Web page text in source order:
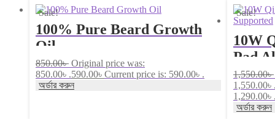
100% Pure Beard Growth
Oil
Sale!
850.00৳ Original price was:
850.00৳ .590.00৳ Current price is: 590.00৳ .
অর্ডার করুন
10W
Pad
Sale!
1,550.00৳
1,550.00৳ .
1,290.00৳ .
অর্ডার করুন